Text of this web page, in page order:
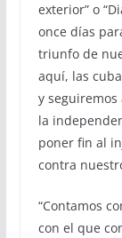
exterior” o
once días
triunfo de
aquí, las
y
la
poner fin al
contra
“Contamos
con el que